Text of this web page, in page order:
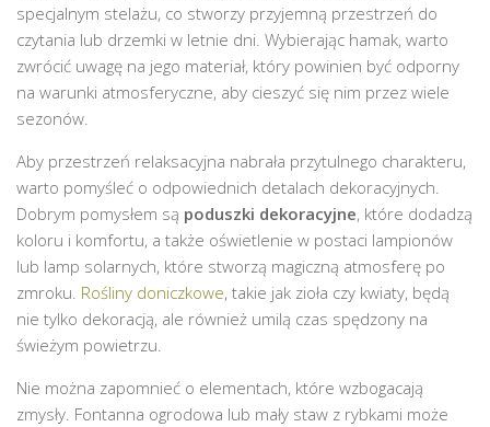
specjalnym stelażu, co stworzy przyjemną przestrzeń do
czytania lub drzemki w letnie dni. Wybierając hamak, warto
zwrócić uwagę na jego materiał, który powinien być odporny
na warunki atmosferyczne, aby cieszyć się nim przez wiele
sezonów.
Aby przestrzeń relaksacyjna nabrała przytulnego charakteru,
warto pomyśleć o odpowiednich detalach dekoracyjnych.
Dobrym pomysłem są poduszki dekoracyjne, które dodadzą
koloru i komfortu, a także oświetlenie w postaci lampionów
lub lamp solarnych, które stworzą magiczną atmosferę po
zmroku. Rośliny doniczkowe, takie jak zioła czy kwiaty, będą
nie tylko dekoracją, ale również umilą czas spędzony na
świeżym powietrzu.
Nie można zapomnieć o elementach, które wzbogacają
zmysły. Fontanna ogrodowa lub mały staw z rybkami może